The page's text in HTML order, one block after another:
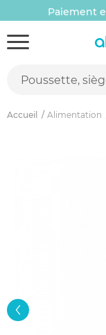
Paiement
Accueil Alimentation